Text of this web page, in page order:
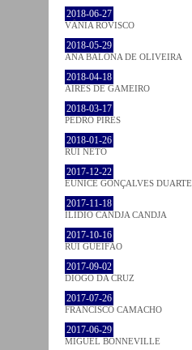
2018-06-27
VÂNIA ROVISCO
2018-05-29
ANA BALONA DE OLIVEIRA
2018-04-18
AIRES DE GAMEIRO
2018-03-17
PEDRO PIRES
2018-01-26
RUI NETO
2017-12-22
EUNICE GONÇALVES DUARTE
2017-11-18
ILIDIO CANDJA CANDJA
2017-10-16
RUI GUEIFÃO
2017-09-02
DIOGO DA CRUZ
2017-07-26
FRANCISCO CAMACHO
2017-06-29
MIGUEL BONNEVILLE